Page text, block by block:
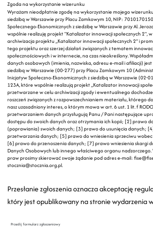
Zgoda na wykorzystanie wizerunku
Wyrażam nieodpłatnie zgodę na wykorzystanie mojego
siedzibą w Warszawie przy Placu Zamkowym 10, NIP:
Społecznego-Ekonomicznych z siedzibę w Warszawie przy Al.
wspólnie realizuję projekt "Katalizator innowacji społecznych 2",
archiwizacja projektu „Katalizator innowacji społecznych 2” i
tego projektu oraz szerzej działań związanych z tematem
społecznościowych i w internecie, na czas nieokreślony.
danych osobowych (imienia, nazwiska, adresu e-mail i afiliacji) jest
siedzibą w Warszawie (00-277) przy Placu Zamkowym 10
Inicjatyw Społeczno-Ekonomicznych z siedzibą w Warszawie (02-
123A, które wspólnie realizują projekt „Katalizator innowacji
przetwarzane w celu archiwizacji zgody i ewentualnego
roszczeń związanych z rozpowszechnianiem materiału, którego
nasz uzasadniony interes, o którym mowa w art. 6 ust. 1 lit. f RODO. W związku
przetwarzaniem danych przysługują Panu / Pani następujące
dostępu do swoich danych oraz otrzymania ich kopii; [2] prawo do sprostowania
(poprawiania) swoich danych; [3] prawo do usunięcia danych; [4] prawo do ograniczenia
przetwarzania danych; [5] prawo do wniesienia sprzeciwu wobec przetwarzania danych;
[6] prawo do przenoszenia danych; [7] prawo wniesienia skargi do Prezesa Urzędu Ochrony
Danych Osobowych lub innego właściwego organu
praw prosimy skierować swoje żądanie pod adres e-mail:
stocznia@stocznia.org.pl.
Przesłanie zgłoszenia oznacza akceptację
który jest opublikowany na stronie wydarzenia
Prześlij formularz zgłoszeniowy